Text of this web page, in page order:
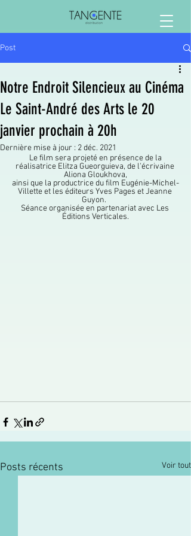
Post
Notre Endroit Silencieux au Cinéma
Le Saint-André des Arts le 20
janvier prochain à 20h
Dernière mise à jour : 2 déc. 2021
réalisatrice Elitza Gueorguieva, de l'écrivaine
Aliona Gloukhova,
ainsi que la productrice du film Eugénie-Michel-
Villette et les éditeurs Yves Pages et Jeanne
Guyon.
Séance organisée en partenariat avec Les
Éditions Verticales.
Posts récents Voir tout